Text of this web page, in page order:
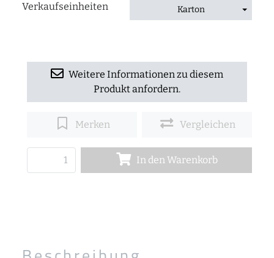
Verkaufseinheiten
Karton
Weitere Informationen zu diesem
Produkt anfordern.
Merken Vergleichen
In den Warenkorb